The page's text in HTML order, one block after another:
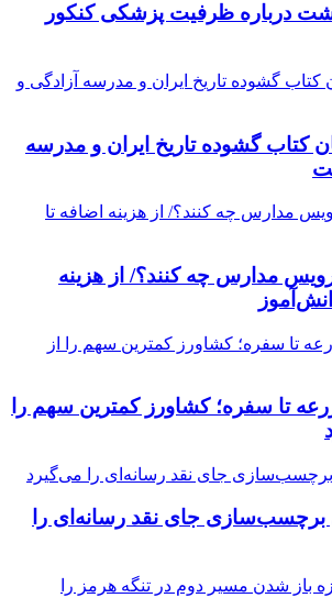
درباره ظرفیت پزشکی کنکور
کتاب گشوده تاریخ ایران و مدرسه
مدارس چه کنند؟/ از هزینه
تا سفره؛ کشاورز کمترین سهم را
جای نقد رسانه‌ای را